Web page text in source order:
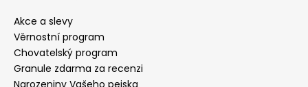
Akce a slevy
Věrnostní program
Chovatelský program
Granule zdarma za recenzi